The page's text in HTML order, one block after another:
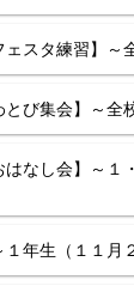
ェスタ練習】～
び集会】～全
なし会】～１
１年生（１１月